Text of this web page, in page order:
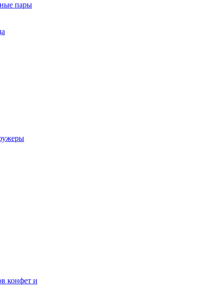
пары
конфет и